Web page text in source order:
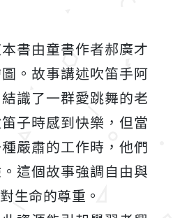
書由童書作者郝廣才
。故事講述吹笛手阿
識了一群愛跳舞的老
子時感到快樂，但當
嚴肅的工作時，他們
這個故事強調自由與
生命的尊重。